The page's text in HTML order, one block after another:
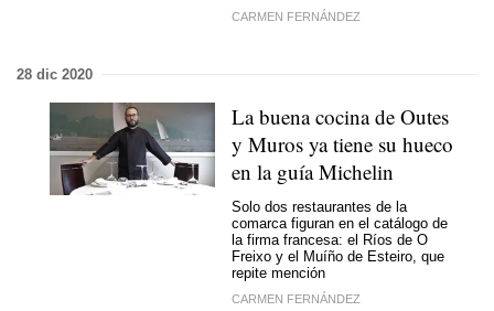
CARMEN FERNÁNDEZ
28 dic 2020
La buena cocina de Outes
y Muros ya tiene su hueco
en la guía Michelin
Solo dos restaurantes de la
comarca figuran en el catálogo de
la firma francesa: el Ríos de O
Freixo y el Muíño de Esteiro, que
repite mención
CARMEN FERNÁNDEZ